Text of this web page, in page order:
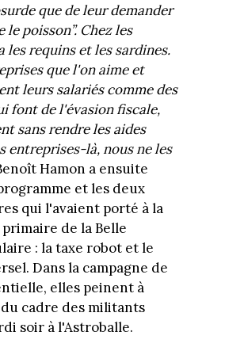
que de leur demander
le poisson”. Chez les
les requins et les sardines.
que l'on aime et
leurs salariés comme des
font de l'évasion fiscale,
sans rendre les aides
entreprises-là, nous ne les
Hamon a ensuite
et les deux
qui l'avaient porté à la
de la Belle
: la taxe robot et le
Dans la campagne de
elles peinent à
cadre des militants
soir à l'Astroballe.